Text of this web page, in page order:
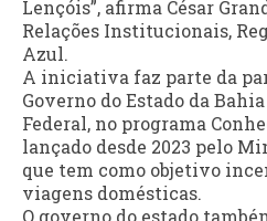
Lençóis”, afirma César
Relações Institucionais,
Azul.
A iniciativa faz parte da
Governo do Estado da
Federal, no programa
lançado desde 2023 pelo
que tem como objetivo
viagens domésticas.
O governo do estado